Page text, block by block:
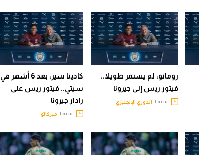
رومانو: لم يستمر طويلا..
فيتور ريس إلى جيرونا
سنه | الدوري الإنجليزي
كادينا سير: بعد 6 أشهر في
سيتي.. فيتور ريس على
رادار جيرونا
سنه | ميركاتو